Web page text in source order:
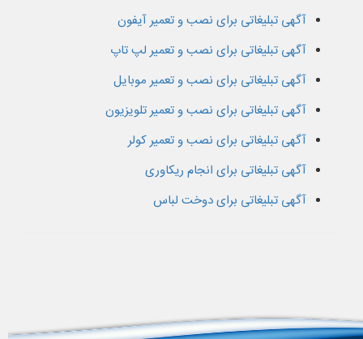
آگهی تبلیغاتی برای نصب و تعمیر آیفون
آگهی تبلیغاتی برای نصب و تعمیر لپ تاپ
آگهی تبلیغاتی برای نصب و تعمیر موبایل
آگهی تبلیغاتی برای نصب و تعمیر تلویزیون
آگهی تبلیغاتی برای نصب و تعمیر کولر
آگهی تبلیغاتی برای انجام ریکاوری
آگهی تبلیغاتی برای دوخت لباس